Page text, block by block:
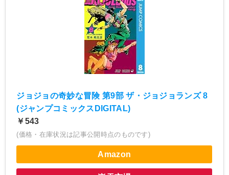
ジョジョの奇妙な冒険 第9部 ザ・ジョジョランズ 8
(ジャンプコミックスDIGITAL)
￥543
(価格・在庫状況は記事公開時点のものです)
Amazon